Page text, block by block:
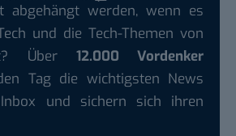
abgehängt werden, wenn es
und die Tech-Themen von
Über 12.000 Vordenker
Tag die wichtigsten News
und sichern sich ihren